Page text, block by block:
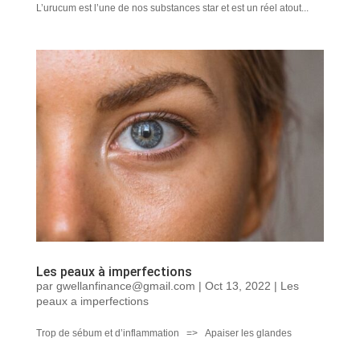
L’urucum est l’une de nos substances star et est un réel atout...
Les peaux à imperfections
par gwellanfinance@gmail.com | Oct 13, 2022 | Les
peaux a imperfections
Trop de sébum et d’inflammation => Apaiser les glandes